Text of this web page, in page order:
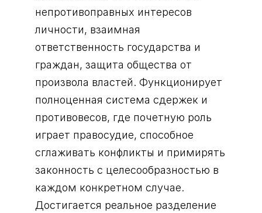
непротивоправных интересов
личности, взаимная
ответственность государства и
граждан, защита общества от
произвола властей. Функционирует
полноценная система сдержек и
противовесов, где почетную роль
играет правосудие, способное
сглаживать конфликты и примирять
законность с целесообразностью в
каждом конкретном случае.
Достигается реальное разделение